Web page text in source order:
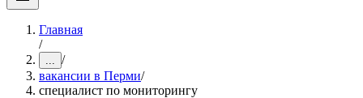
Главная
/
... /
вакансии в Перми/
специалист по мониторингу